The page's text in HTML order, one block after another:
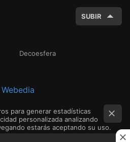
SUBIR
Decoesfera
para generar estadísticas
personalizada analizando
estarás aceptando su uso.